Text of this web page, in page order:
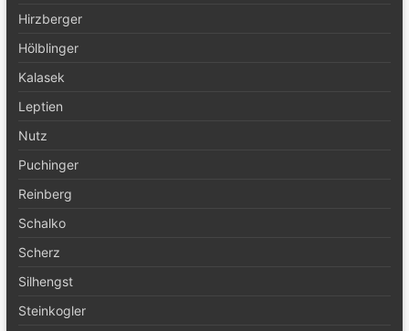
Hirzberger
Hölblinger
Kalasek
Leptien
Nutz
Puchinger
Reinberg
Schalko
Scherz
Silhengst
Steinkogler